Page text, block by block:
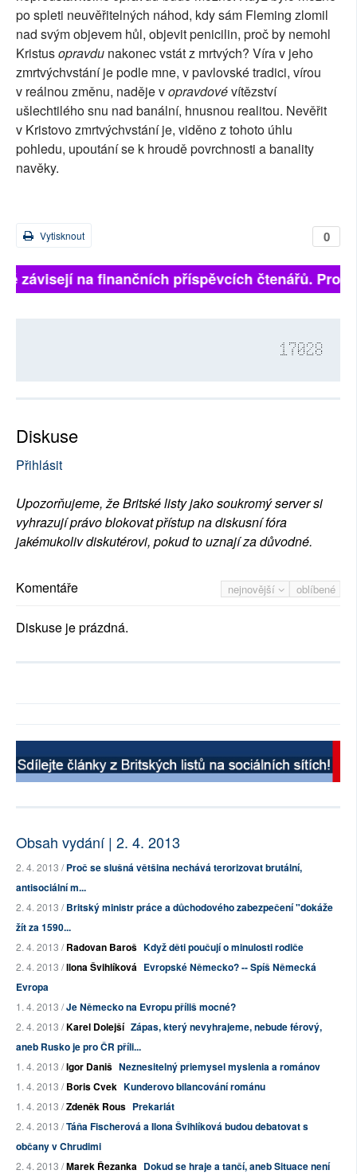
po spleti neuvěřitelných náhod, kdy sám Fleming zlomil
nad svým objevem hůl, objevit penicilin, proč by nemohl
Kristusopravdu nakonec vstát z mrtvých? Víra v jeho
zmrtvýchvstání je podle mne, v pavlovské tradici, vírou
v reálnou změnu, naděje vopravdovévítězství
ušlechtilého snu nad banální, hnusnou realitou. Nevěřit
v Kristovo zmrtvýchvstání je, viděno z tohoto úhlu
pohledu, upoutání se k hroudě povrchnosti a banality
navěky.
0
Vytisknout
závisejí na finančních příspěvcích čtenářů.
17028
Diskuse
Přihlásit
Upozorňujeme, že Britské listy jako soukromý server si
vyhrazují právo blokovat přístup na diskusní fóra
jakémukoliv diskutérovi, pokud to uznají za důvodné.
nejnovější oblíbené
Komentáře
Diskuse je prázdná.
Obsah vydání | 2. 4. 2013
2. 4. 2013 /Proč se slušná většina nechává terorizovat brutální,
antisociální m...
2. 4. 2013 /Britský ministr práce a důchodového zabezpečení "dokáže
žít za 1590...
2. 4. 2013 /Radovan Baroš Když děti poučují o minulosti rodiče
2. 4. 2013 /Ilona Švihlíková Evropské Německo? -- Spíš Německá
Evropa
1. 4. 2013 /Je Německo na Evropu příliš mocné?
2. 4. 2013 /Karel Dolejší Zápas, který nevyhrajeme, nebude férový,
aneb Rusko je pro ČR příli...
1. 4. 2013 /Igor Daniš Neznesitelný priemysel myslenia a románov
1. 4. 2013 /Boris Cvek Kunderovo bilancování románu
1. 4. 2013 /Zdeněk Rous Prekariát
2. 4. 2013 /Táňa Fischerová a Ilona Švihlíková budou debatovat s
občany v Chrudimi
2. 4. 2013 /Marek Řezanka Dokud se hraje a tančí, aneb Situace není